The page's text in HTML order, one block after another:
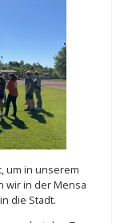
um in unserem
wir in der Mensa
die Stadt.